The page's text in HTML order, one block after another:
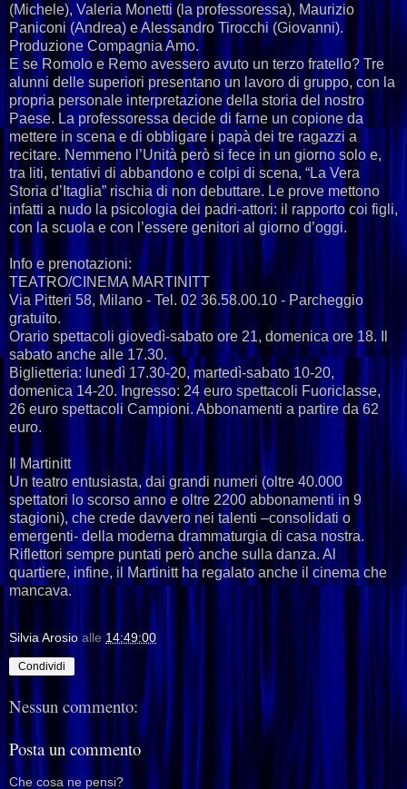
(Michele), Valeria Monetti (la professoressa), Maurizio
Paniconi (Andrea) e Alessandro Tirocchi (Giovanni).
Produzione Compagnia Amo.
E se Romolo e Remo avessero avuto un terzo fratello? Tre
alunni delle superiori presentano un lavoro di gruppo, con la
propria personale interpretazione della storia del nostro
Paese. La professoressa decide di farne un copione da
mettere in scena e di obbligare i papà dei tre ragazzi a
recitare. Nemmeno l’Unità però si fece in un giorno solo e,
tra liti, tentativi di abbandono e colpi di scena, “La Vera
Storia d’Itaglia” rischia di non debuttare. Le prove mettono
infatti a nudo la psicologia dei padri-attori: il rapporto coi figli,
con la scuola e con l’essere genitori al giorno d’oggi.
Info e prenotazioni:
TEATRO/CINEMA MARTINITT
Via Pitteri 58, Milano - Tel. 02 36.58.00.10 - Parcheggio
gratuito.
Orario spettacoli giovedì-sabato ore 21, domenica ore 18. Il
sabato anche alle 17.30.
Biglietteria: lunedì 17.30-20, martedì-sabato 10-20,
domenica 14-20. Ingresso: 24 euro spettacoli Fuoriclasse,
26 euro spettacoli Campioni. Abbonamenti a partire da 62
euro.
Il Martinitt
Un teatro entusiasta, dai grandi numeri (oltre 40.000
spettatori lo scorso anno e oltre 2200 abbonamenti in 9
stagioni), che crede davvero nei talenti –consolidati o
emergenti- della moderna drammaturgia di casa nostra.
Riflettori sempre puntati però anche sulla danza. Al
quartiere, infine, il Martinitt ha regalato anche il cinema che
mancava.
Silvia Arosio alle 14:49:00
Condividi
Nessun commento:
Posta un commento
Che cosa ne pensi?